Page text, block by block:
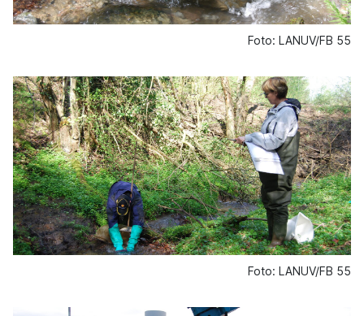
Foto: LANUV/FB 55
Foto: LANUV/FB 55